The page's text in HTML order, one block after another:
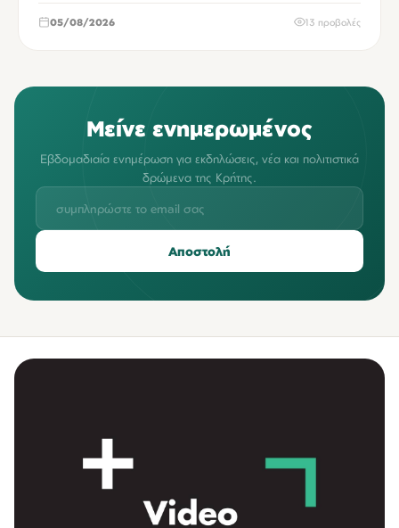
05/08/2026 13 προβολές
Μείνε ενημερωμένος
Εβδομαδιαία ενημέρωση για εκδηλώσεις, νέα και πολιτιστικά
δρώμενα της Κρήτης.
Αποστολή